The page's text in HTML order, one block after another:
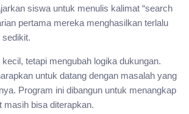
siswa untuk menulis kalimat “search
pertama mereka menghasilkan terlalu
sedikit.
tetapi mengubah logika dukungan.
untuk datang dengan masalah yang
Program ini dibangun untuk menangkap
masih bisa diterapkan.